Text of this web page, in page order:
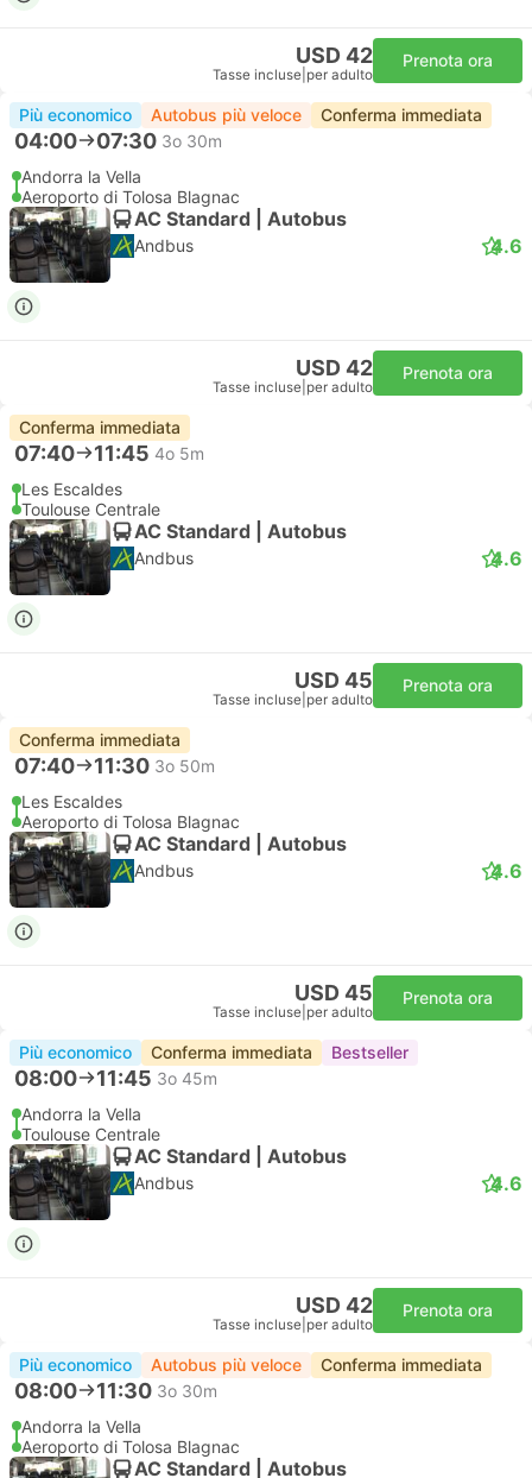
USD 42
Tasse incluse per adulto
Prenota ora
Più economico Autobus più veloce Conferma immediata
04:00 07:30 3o 30m
Andorra la Vella
Aeroporto di Tolosa Blagnac
AC Standard | Autobus
Andbus 4.6
USD 42
Tasse incluse per adulto
Prenota ora
Conferma immediata
07:40 11:45 4o 5m
Les Escaldes
Toulouse Centrale
AC Standard | Autobus
Andbus 4.6
USD 45
Tasse incluse per adulto
Prenota ora
Conferma immediata
07:40 11:30 3o 50m
Les Escaldes
Aeroporto di Tolosa Blagnac
AC Standard | Autobus
Andbus 4.6
USD 45
Tasse incluse per adulto
Prenota ora
Più economico Conferma immediata Bestseller
08:00 11:45 3o 45m
Andorra la Vella
Toulouse Centrale
AC Standard | Autobus
Andbus 4.6
USD 42
Tasse incluse per adulto
Prenota ora
Più economico Autobus più veloce Conferma immediata
08:00 11:30 3o 30m
Andorra la Vella
Aeroporto di Tolosa Blagnac
AC Standard | Autobus